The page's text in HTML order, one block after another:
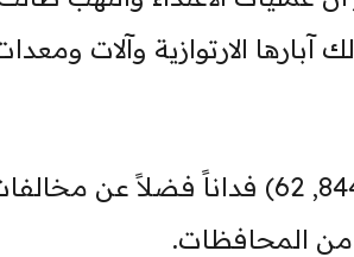
الارتوازية وآلات
هذه المساحة ـ المشار اليها آنفاً ـ تقدر وفقاً للتقرير بـ ( 844, 62) فداناً فضلاً عن
من المحافظات.